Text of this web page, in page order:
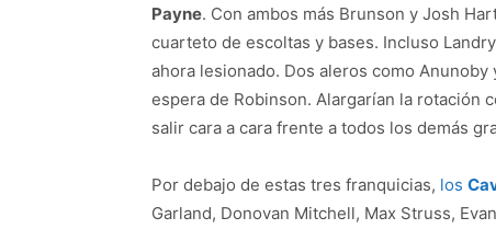
Payne. Con ambos más Brunson y Josh
cuarteto de escoltas y bases. Incluso
ahora lesionado. Dos aleros como
espera de Robinson. Alargarían la rotación
salir cara a cara frente a todos los demás
Por debajo de estas tres franquicias, los
Garland, Donovan Mitchell, Max Struss,